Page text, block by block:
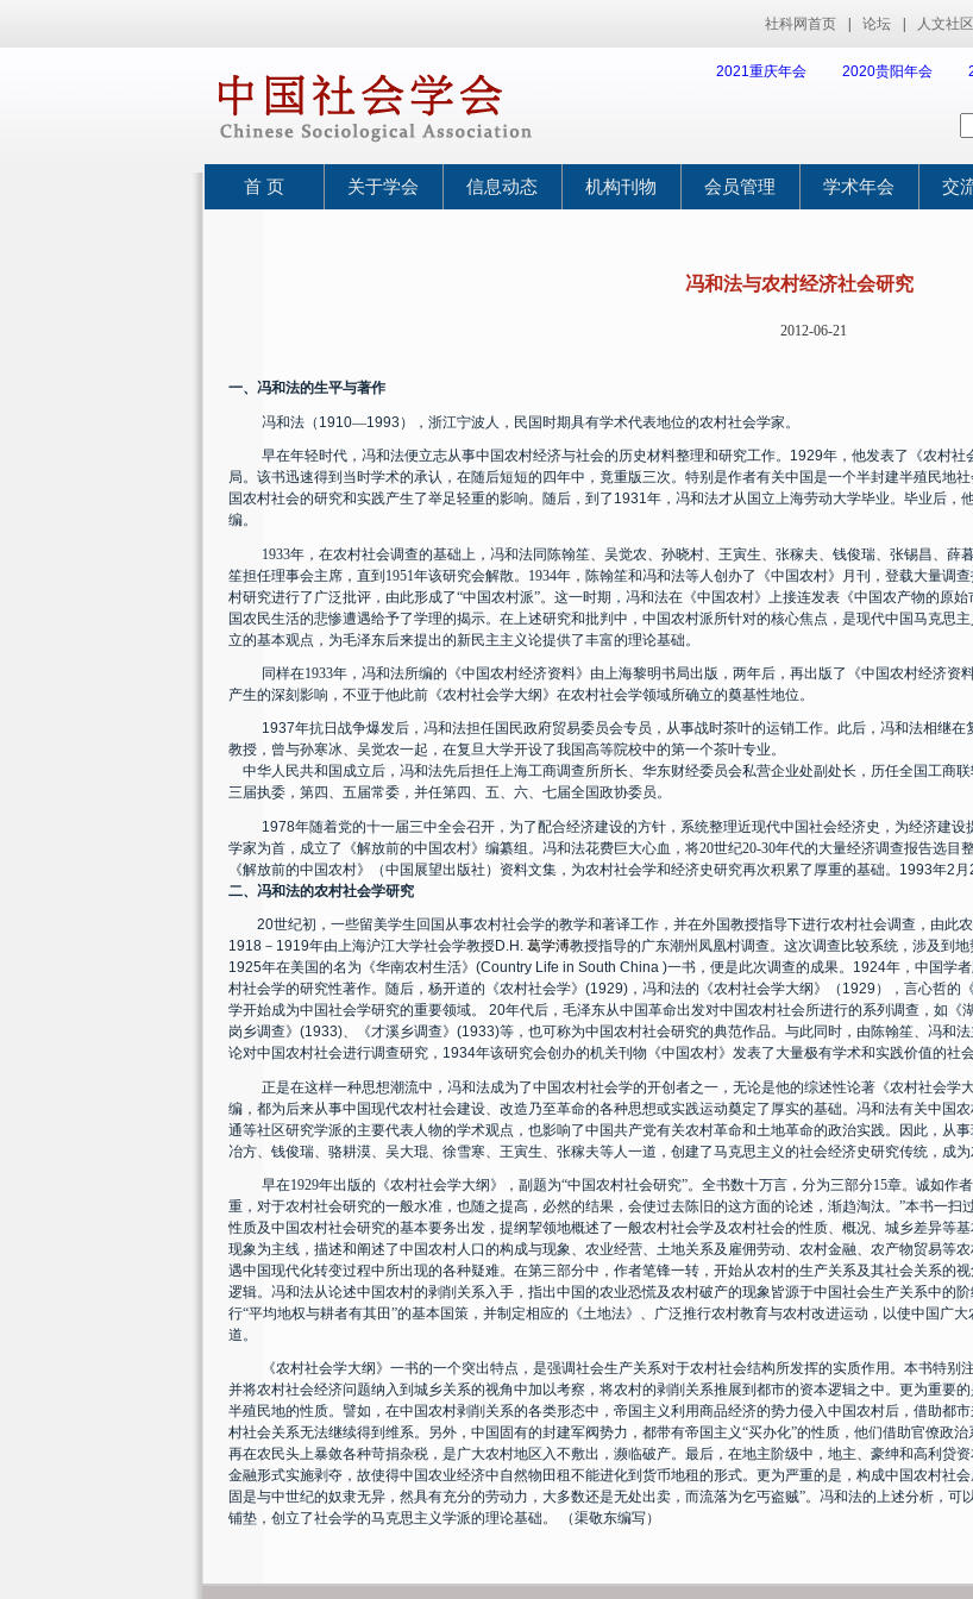
社科网首页 论坛 人文社区
2021重庆年会 2020贵阳年会
首 页 关于学会 信息动态 机构刊物 会员管理 学术年会 交
冯和法与农村经济社会研究
2012-06-21
一、冯和法的生平与著作
冯和法（ 1910—1993 ），浙江宁波人，民国时期具有学术代表地位的农村社会学家。
早在年轻时代，冯和法便立志从事中国农村经济与社会的历史材料整理和研究工作。 1929年，他发表了《农村社
局。该书迅速得到当时学术的承认，在随后短短的四年中，竟重版三次。特别是作者有关中国是一个半封建半殖民地
国农村社会的研究和实践产生了举足轻重的影响。随后，到了 1931年，冯和法才从国立上海劳动大学毕业。毕业后，
编。
1933年，在农村社会调查的基础上，冯和法同陈翰笙、吴觉农、孙晓村、王寅生、张稼夫、钱俊瑞、张锡昌、薛
笙担任理事会主席，直到1951年该研究会解散。 1934年，陈翰笙和冯和法等人创办了《中国农村》月刊，登载大量调
村研究进行了广泛批评，由此形成了“中国农村派”。这一时期，冯和法在《中国农村》上接连发表《中国农产物的原始
国农民生活的悲惨遭遇给予了学理的揭示。在上述研究和批判中，中国农村派所针对的核心焦点，是现代中国马克思主
立的基本观点，为毛泽东后来提出的新民主主义论提供了丰富的理论基础。
同样在1933年，冯和法所编的《中国农村经济资料》由上海黎明书局出版，两年后，再出版了《中国农村经济
产生的深刻影响，不亚于他此前《农村社会学大纲》在农村社会学领域所确立的奠基性地位。
1937年抗日战争爆发后，冯和法担任国民政府贸易委员会专员，从事战时茶叶的运销工作。此后，冯和法相继
教授，曾与孙寒冰、吴觉农一起，在复旦大学开设了我国高等院校中的第一个茶叶专业。
中华人民共和国成立后，冯和法先后担任上海工商调查所所长、华东财经委员会私营企业处副处长，历任全国工商
三届执委，第四、五届常委，并任第四、五、六、七届全国政协委员。
1978年随着党的十一届三中全会召开，为了配合经济建设的方针，系统整理近现代中国社会经济史，为经济建设
学家为首，成立了《解放前的中国农村》编纂组。冯和法花费巨大心血，将20世纪20-30年代的大量经济调查报告选目
《解放前的中国农村》（中国展望出版社）资料文集，为农村社会学和经济史研究再次积累了厚重的基础。 1993年2 月
二、冯和法的农村社会学研究
20世纪初，一些留美学生回国从事农村社会学的教学和著译工作，并在外国教授指导下进行农村社会调查，由此
1918 － 1919年由上海沪江大学社会学教授D.H. 葛学溥教授指导的广东潮州凤凰村调查。这次调查比较系统，涉及到
1925年在美国的名为《华南农村生活》 (Country Life in South China )一书，便是此次调查的成果。 1924年，中国学
村社会学的研究性著作。随后，杨开道的《农村社会学》 (1929) ，冯和法的《农村社会学大纲》（ 1929 ），言心哲的
学开始成为中国社会学研究的重要领域。
20年代后，毛泽东从中国革命出发对中国农村社会所进行的系列调查，如《
岗乡调查》 (1933)、《才溪乡调查》 (1933)等，也可称为中国农村社会研究的典范作品。与此同时，由陈翰笙、冯和
论对中国农村社会进行调查研究， 1934年该研究会创办的机关刊物《中国农村》发表了大量极有学术和实践价值的社会
正是在这样一种思想潮流中，冯和法成为了中国农村社会学的开创者之一，无论是他的综述性论著《农村社会学
编，都为后来从事中国现代农村社会建设、改造乃至革命的各种思想或实践运动奠定了厚实的基础。冯和法有关中国
通等社区研究学派的主要代表人物的学术观点，也影响了中国共产党有关农村革命和土地革命的政治实践。因此，从
冶方、钱俊瑞、骆耕漠、吴大琨、徐雪寒、王寅生、张稼夫等人一道，创建了马克思主义的社会经济史研究传统，成为
早在1929年出版的《农村社会学大纲》，副题为“中国农村社会研究”。全书数十万言，分为三部分15章。诚如作
重，对于农村社会研究的一般水准，也随之提高，必然的结果，会使过去陈旧的这方面的论述，渐趋淘汰。”本书一
性质及中国农村社会研究的基本要务出发，提纲挈领地概述了一般农村社会学及农村社会的性质、概况、城乡差异等
现象为主线，描述和阐述了中国农村人口的构成与现象、农业经营、土地关系及雇佣劳动、农村金融、农产物贸易等
遇中国现代化转变过程中所出现的各种疑难。在第三部分中，作者笔锋一转，开始从农村的生产关系及其社会关系的
逻辑。冯和法从论述中国农村的剥削关系入手，指出中国的农业恐慌及农村破产的现象皆源于中国社会生产关系中的
行“平均地权与耕者有其田”的基本国策，并制定相应的《土地法》、广泛推行农村教育与农村改进运动，以使中国广
道。
《农村社会学大纲》一书的一个突出特点，是强调社会生产关系对于农村社会结构所发挥的实质作用。本书特别
并将农村社会经济问题纳入到城乡关系的视角中加以考察，将农村的剥削关系推展到都市的资本逻辑之中。更为重要
半殖民地的性质。譬如，在中国农村剥削关系的各类形态中，帝国主义利用商品经济的势力侵入中国农村后，借助都
村社会关系无法继续得到维系。另外，中国固有的封建军阀势力，都带有帝国主义“买办化”的性质，他们借助官僚政
再在农民头上暴敛各种苛捐杂税，是广大农村地区入不敷出，濒临破产。最后，在地主阶级中，地主、豪绅和高利贷
金融形式实施剥夺，故使得中国农业经济中自然物田租不能进化到货币地租的形式。更为严重的是，构成中国农村社
固是与中世纪的奴隶无异，然具有充分的劳动力，大多数还是无处出卖，而流落为乞丐盗贼”。冯和法的上述分析，可
铺垫，创立了社会学的马克思主义学派的理论基础。
（渠敬东编写）